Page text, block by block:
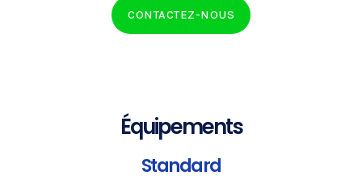
CONTACTEZ-NOUS
Équipements
Standard